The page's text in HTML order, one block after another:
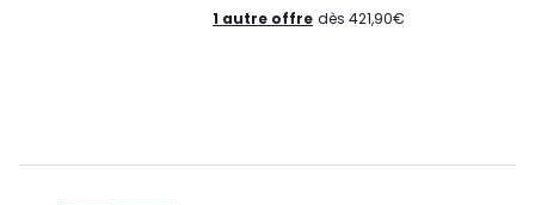
1 autre offre dès 421,90€